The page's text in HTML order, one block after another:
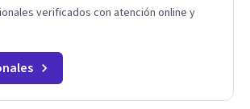
verificados con atención online y